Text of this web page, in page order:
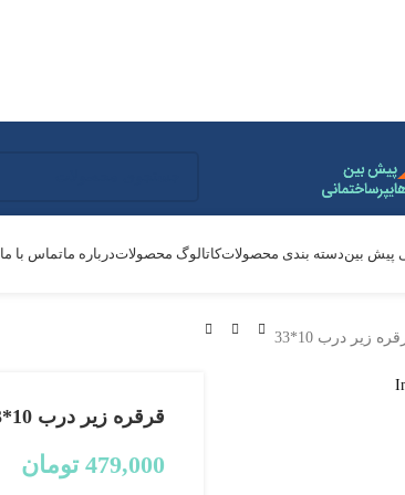
پیش بیندسته بندی محصولاتکاتالوگ محصولاتدرباره ماتماس با ما
زیر درب 10*33
قرقره زیر درب 10*33
479,000 تومان